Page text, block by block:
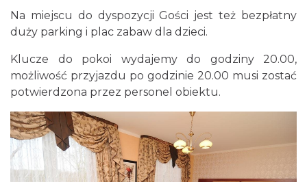
Na miejscu do dyspozycji Gości jest też bezpłatny
duży parking i plac zabaw dla dzieci.
Klucze do pokoi wydajemy do godziny 20.00,
możliwość przyjazdu po godzinie 20.00 musi zostać
potwierdzona przez personel obiektu.